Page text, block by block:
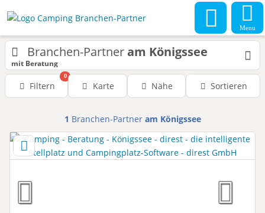
Menu
Branchen-Partner am Königssee
mit Beratung
Filtern
0
Karte Nähe Sortieren
1 Branchen-Partner am Königssee